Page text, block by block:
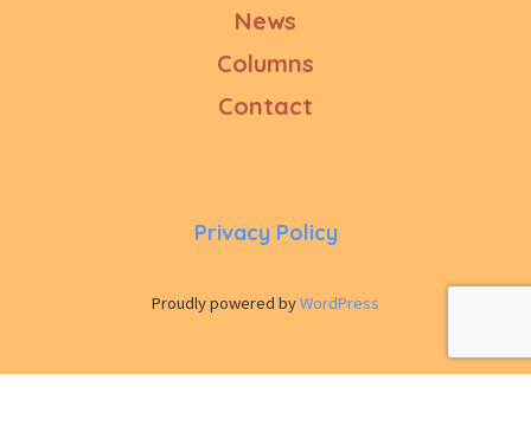
News
Columns
Contact
Privacy Policy
Proudly powered byWordPress